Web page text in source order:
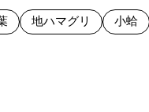
地ハマグリ 小蛤